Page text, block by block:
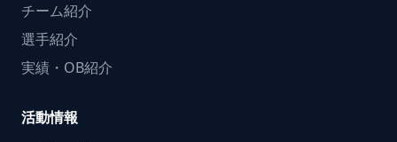
チーム紹介
選手紹介
実績・OB紹介
活動情報